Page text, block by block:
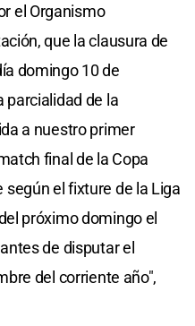
el Organismo
que la clausura de
domingo 10 de
parcialidad de la
a nuestro primer
final de la Copa
el fixture de la Liga
próximo domingo el
de disputar el
del corriente año",